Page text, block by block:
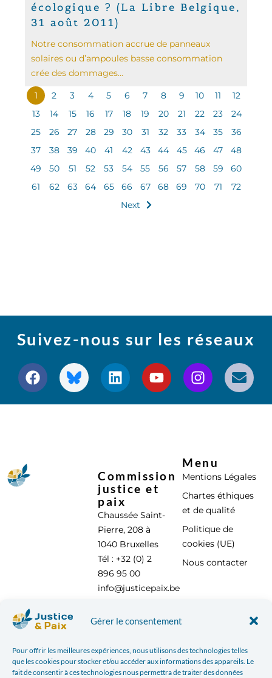
Gérer le consentement
Pour offrir les meilleures expériences, nous utilisons des technologies telles
que les cookies pour stocker et/ou accéder aux informations des appareils. Le
fait de consentir à ces technologies nous permettra de traiter des données
écologique ? (La Libre Belgique,
31 août 2011)
Notre consommation accrue de panneaux
solaires ou d’ampoules basse consommation
crée des dommages...
1 2 3 4 5 6 7 8 9 10 11
12
13
14 15 16 17 18 19 20 21 22 23
24
25
26 27 28 29 30 31 32 33 34 35
36
37
38 39 40 41 42 43 44 45 46 47
48
49
50 51 52 53 54 55 56 57 58 59
60
61
62 63 64 65 66 67 68 69 70 71
72
Next
Suivez-nous sur les réseaux
Commission
justice et
paix
Chaussée Saint-
Pierre, 208 à
1040 Bruxelles
Tél : +32 (0) 2
896 95 00
info@justicepaix.be
Menu
Mentions Légales
Chartes éthiques
et de qualité
Politique de
cookies (UE)
Nous contacter